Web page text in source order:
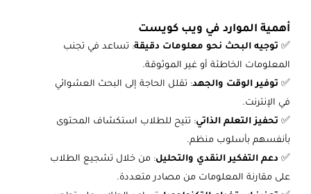
أهمية الموارد في ويب كويست
✅ توجيه البحث نحو معلومات دقيقة: تساعد في تجنب
المعلومات الخاطئة أو غير الموثوقة.
✅ توفير الوقت والجهد: تقلل الحاجة إلى البحث العشوائي
في الإنترنت.
✅ تحفيز التعلم الذاتي: تتيح للطلاب استكشاف المحتوى
بأنفسهم بأسلوب منظم.
✅ دعم التفكير النقدي والتحليل: من خلال تشجيع الطلاب
على مقارنة المعلومات من مصادر متعددة.